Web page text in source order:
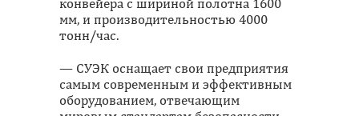
конвейера с шириной полотна 1600
мм, и производительностью 4000
тонн/час.
— СУЭК оснащает свои предприятия
самым современным и эффективным
оборудованием, отвечающим